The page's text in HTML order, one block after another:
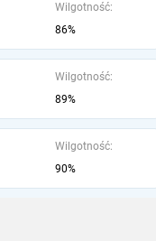
Wilgotność:
86%
Wilgotność:
89%
Wilgotność:
90%